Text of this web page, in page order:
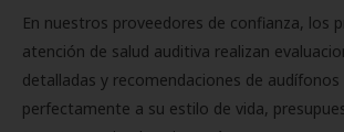
En nuestros proveedores de confianza, los
atención de salud auditiva realizan
detalladas y recomendaciones de
perfectamente a su estilo de vida,